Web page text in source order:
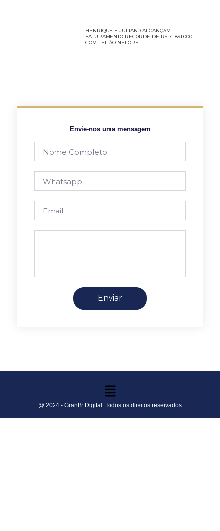
HENRIQUE E JULIANO ALCANÇAM
FATURAMENTO RECORDE DE R$ 71.891.000
COM LEILÃO NELORE.
Envie-nos uma mensagem
Enviar
@ 2024 - GranBr Digital. Todos os direitos reservados